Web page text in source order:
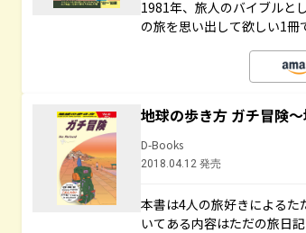
1981年、旅人のバイブルと
の旅を思い出して欲しい1冊
地球の歩き方 ガチ冒険
D-Books
2018.04.12 発売
本書は4人の旅好きによるた
いてある内容はただの旅日記